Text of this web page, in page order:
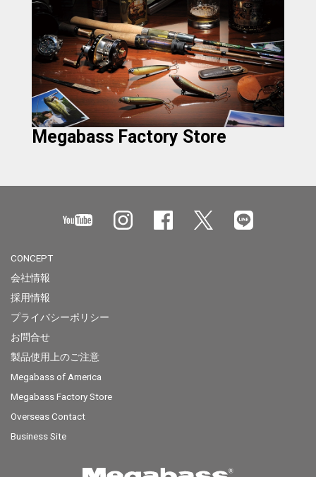
Megabass Factory Store
CONCEPT
会社情報
採用情報
プライバシーポリシー
お問合せ
製品使用上のご注意
Megabass of America
Megabass Factory Store
Overseas Contact
Business Site